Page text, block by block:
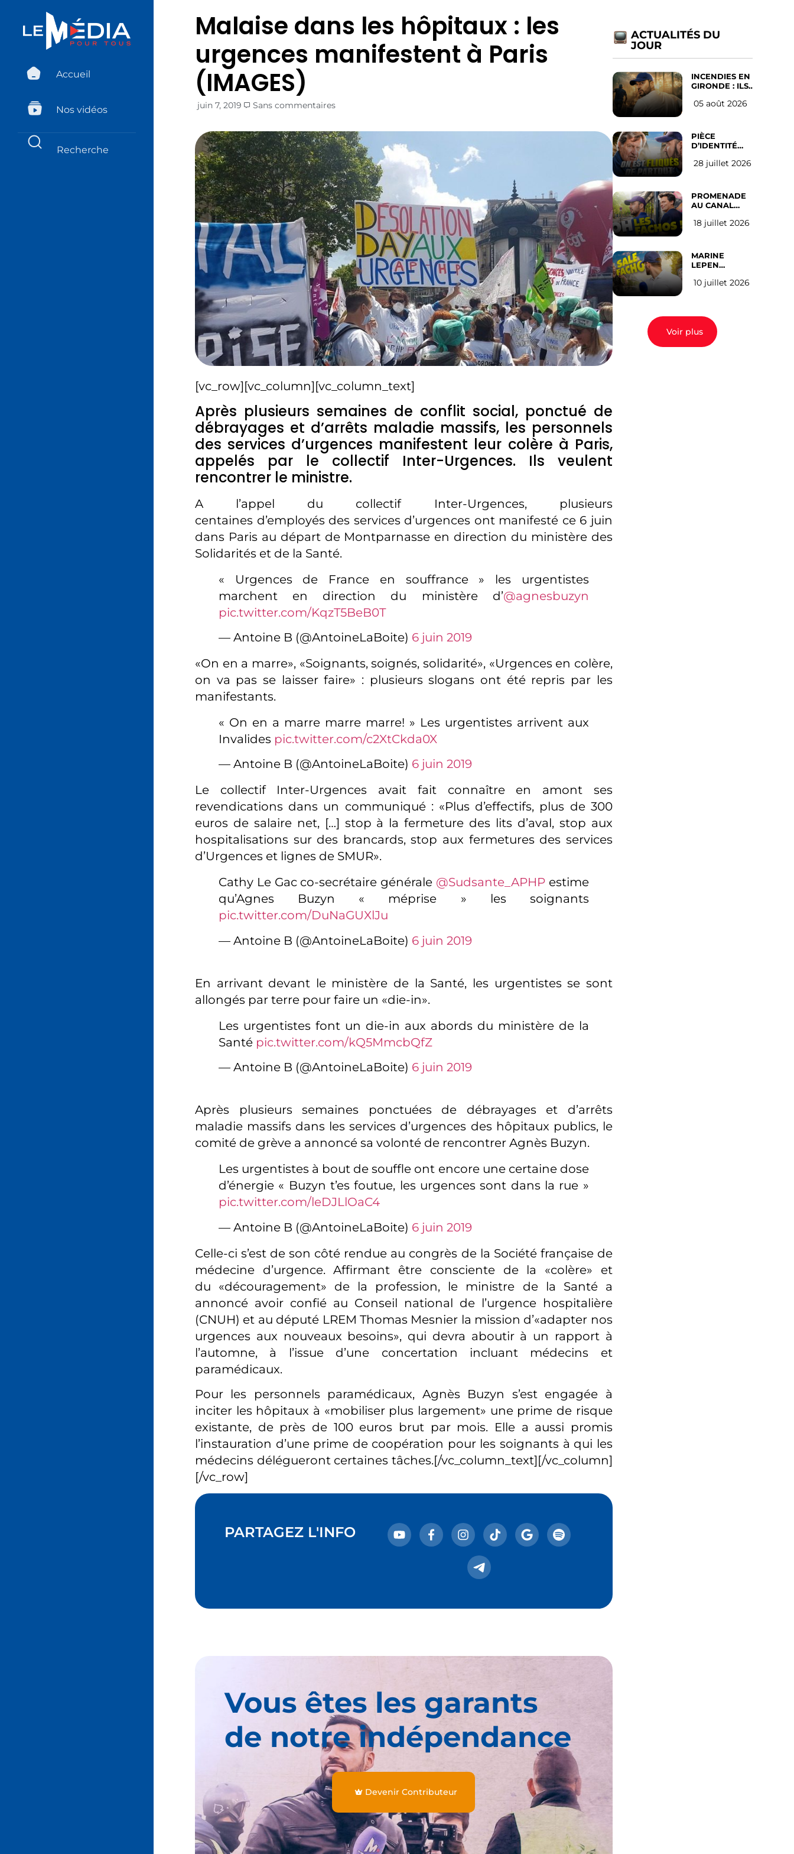
Accueil
Nos vidéos
Malaise dans les hôpitaux : les
urgences manifestent à Paris
(IMAGES)
juin 7, 2019 Sans commentaires
[vc_row][vc_column][vc_column_text]
Après plusieurs semaines de conflit social, ponctué de
débrayages et d’arrêts maladie massifs, les personnels
des services d’urgences manifestent leur colère à Paris,
appelés par le collectif Inter-Urgences. Ils veulent
rencontrer le ministre.
A l’appel du collectif Inter-Urgences, plusieurs
centaines d’employés des services d’urgences ont manifesté ce 6 juin
dans Paris au départ de Montparnasse en direction du ministère des
Solidarités et de la Santé.
« Urgences de France en souffrance » les urgentistes
marchent en direction du ministère d’@agnesbuzyn
pic.twitter.com/KqzT5BeB0T
— Antoine B (@AntoineLaBoite) 6 juin 2019
«On en a marre», «Soignants, soignés, solidarité», «Urgences en colère,
on va pas se laisser faire» : plusieurs slogans ont été repris par les
manifestants.
« On en a marre marre marre! » Les urgentistes arrivent aux
Invalides pic.twitter.com/c2XtCkda0X
— Antoine B (@AntoineLaBoite) 6 juin 2019
Le collectif Inter-Urgences avait fait connaître en amont ses
revendications dans un communiqué : «Plus d’effectifs, plus de 300
euros de salaire net, […] stop à la fermeture des lits d’aval, stop aux
hospitalisations sur des brancards, stop aux fermetures des services
d’Urgences et lignes de SMUR».
Cathy Le Gac co-secrétaire générale @Sudsante_APHP estime
qu’Agnes Buzyn « méprise » les soignants
pic.twitter.com/DuNaGUXlJu
— Antoine B (@AntoineLaBoite) 6 juin 2019
En arrivant devant le ministère de la Santé, les urgentistes se sont
allongés par terre pour faire un «die-in».
Les urgentistes font un die-in aux abords du ministère de la
Santé pic.twitter.com/kQ5MmcbQfZ
— Antoine B (@AntoineLaBoite) 6 juin 2019
Après plusieurs semaines ponctuées de débrayages et d’arrêts
maladie massifs dans les services d’urgences des hôpitaux publics, le
comité de grève a annoncé sa volonté de rencontrer Agnès Buzyn.
Les urgentistes à bout de souffle ont encore une certaine dose
d’énergie « Buzyn t’es foutue, les urgences sont dans la rue »
pic.twitter.com/leDJLlOaC4
— Antoine B (@AntoineLaBoite) 6 juin 2019
Celle-ci s’est de son côté rendue au congrès de la Société française de
médecine d’urgence. Affirmant être consciente de la «colère» et
du «découragement» de la profession, le ministre de la Santé a
annoncé avoir confié au Conseil national de l’urgence hospitalière
(CNUH) et au député LREM Thomas Mesnier la mission d’«adapter nos
urgences aux nouveaux besoins», qui devra aboutir à un rapport à
l’automne, à l’issue d’une concertation incluant médecins et
paramédicaux.
Pour les personnels paramédicaux, Agnès Buzyn s’est engagée à
inciter les hôpitaux à «mobiliser plus largement» une prime de risque
existante, de près de 100 euros brut par mois. Elle a aussi promis
l’instauration d’une prime de coopération pour les soignants à qui les
médecins délégueront certaines tâches.[/vc_column_text][/vc_column]
[/vc_row]
PARTAGEZ L'INFO
Vous êtes les garants
de notre indépendance
Devenir Contributeur
ACTUALITÉS DU
JOUR
INCENDIES EN
GIRONDE : ILS
D’ABANDONNER
05 août 2026
PIÈCE
D’IDENTITÉ
SUR LES
l’avis des
Français
28 juillet 2026
PROMENADE
AU CANAL
(les gauchistes
18 juillet 2026
MARINE
LEPEN
EN 2027 : l’avis
10 juillet 2026
Voir plus